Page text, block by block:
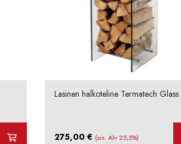
Lasinen halkoteline Termatech Glass
275,00 € (sis. Alv 25,5%)